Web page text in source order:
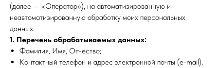
(далее — «Оператор»), на автоматизированную и
неавтоматизированную обработку моих персональных
данных.
1. Перечень обрабатываемых данных:
Фамилия, Имя, Отчество;
Контактный телефон и адрес электронной почты (e-mail);